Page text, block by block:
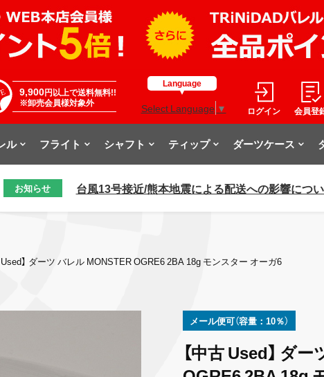
9,900円以上で送料無料!!
※卸売会員様対象外
Language
Select Language ▼ ログイン 会員登
ル フライト シャフト ティップ ダーツケース
お知らせ 台風13号接近/熊本地震による配送への影響につ
Used】 ダーツ バレル MONSTER OGRE6 2BA 18g モンスター オーガ6
メール便可（容量：10％）
【中古 Used】 ダ